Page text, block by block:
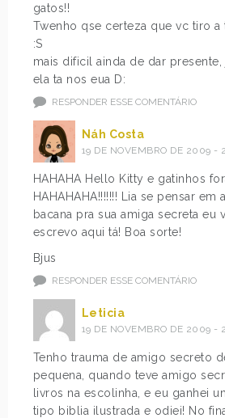
gatos!!
Twenho qse certeza que vc tiro a
:S
mais dificil ainda de dar presente,
ela ta nos eua D:
RESPONDER ESSE COMENTÁRIO
Náh Costa
19 DE NOVEMBRO DE 2009 -
HAHAHA Hello Kitty e gatinhos
HAHAHAHA!!!!!!! Lia se pensar em
bacana pra sua amiga secreta eu
escrevo aqui tá! Boa sorte!
Bjus
RESPONDER ESSE COMENTÁRIO
Leticia
19 DE NOVEMBRO DE 2009 -
Tenho trauma de amigo secreto
pequena, quando teve amigo
livros na escolinha, e eu ganhei
tipo biblia ilustrada e odiei! No